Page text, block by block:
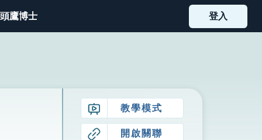
鷹博士 登入
教學模式
開啟關聯